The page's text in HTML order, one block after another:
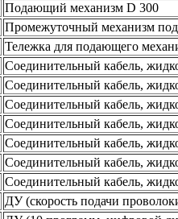
Подающий механизм D 300
Промежуточный механизм
Тележка для подающего
Соединительный кабель,
Соединительный кабель,
Соединительный кабель,
Соединительный кабель,
Соединительный кабель,
Соединительный кабель,
Соединительный кабель,
ДУ (скорость подачи